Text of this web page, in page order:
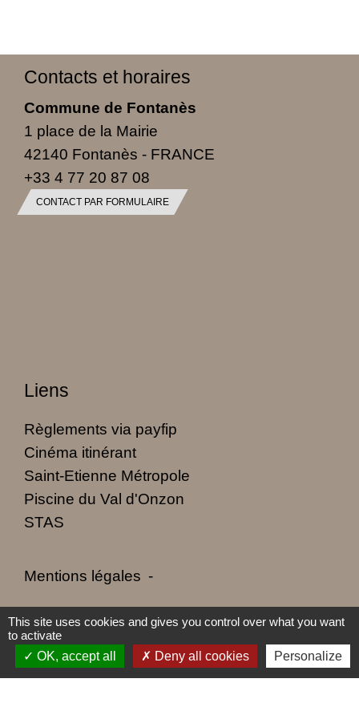
Contacts et horaires
Commune de Fontanès
1 place de la Mairie
42140 Fontanès - FRANCE
+33 4 77 20 87 08
CONTACT PAR FORMULAIRE
Liens
Règlements via payfip
Cinéma itinérant
Saint-Etienne Métropole
Piscine du Val d'Onzon
STAS
Mentions légales -
Politique de confidentialité - Accessibilité -
Plan du site - Gestion des cookies
This site uses cookies and gives you control over what you want
to activate
OK, accept all
Deny all cookies Personalize